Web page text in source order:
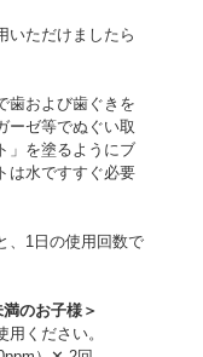
いただけましたら
歯および歯ぐきを
ーゼ等でぬぐい取
」を塗るようにブ
は水ですすぐ必要
、1日の使用回数で
のお子様＞
ください。